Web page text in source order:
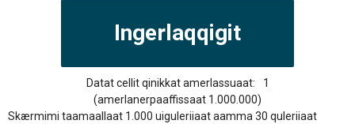
Datat cellit qinikkat amerlassuaat:
1
(amerlanerpaaffissaat 1.000.000)
Skærmimi taamaallaat 1.000 uiguleriiaat aamma 30 quleriiaat